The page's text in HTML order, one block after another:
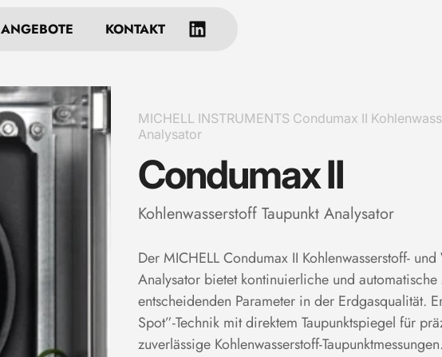
ANGEBOTE KONTAKT
MICHELL INSTRUMENTS Condumax II
Analysator
Condumax II
Kohlenwasserstoff Taupunkt Analysator
Der MICHELL Condumax II Kohlenwasserstoff- und
Analysator bietet kontinuierliche und
entscheidenden Parameter in der Erdgasqualität.
Spot”-Technik mit direktem Taupunktspiegel für
zuverlässige Kohlenwasserstoff-Taupunktmessungen.